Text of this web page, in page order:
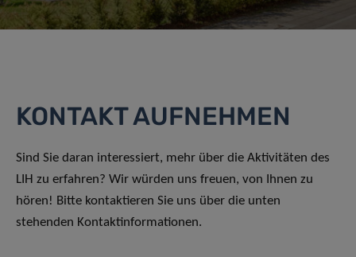
KONTAKT AUFNEHMEN
Sind Sie daran interessiert, mehr über die Aktivitäten des
LIH zu erfahren? Wir würden uns freuen, von Ihnen zu
hören! Bitte kontaktieren Sie uns über die unten
stehenden Kontaktinformationen.